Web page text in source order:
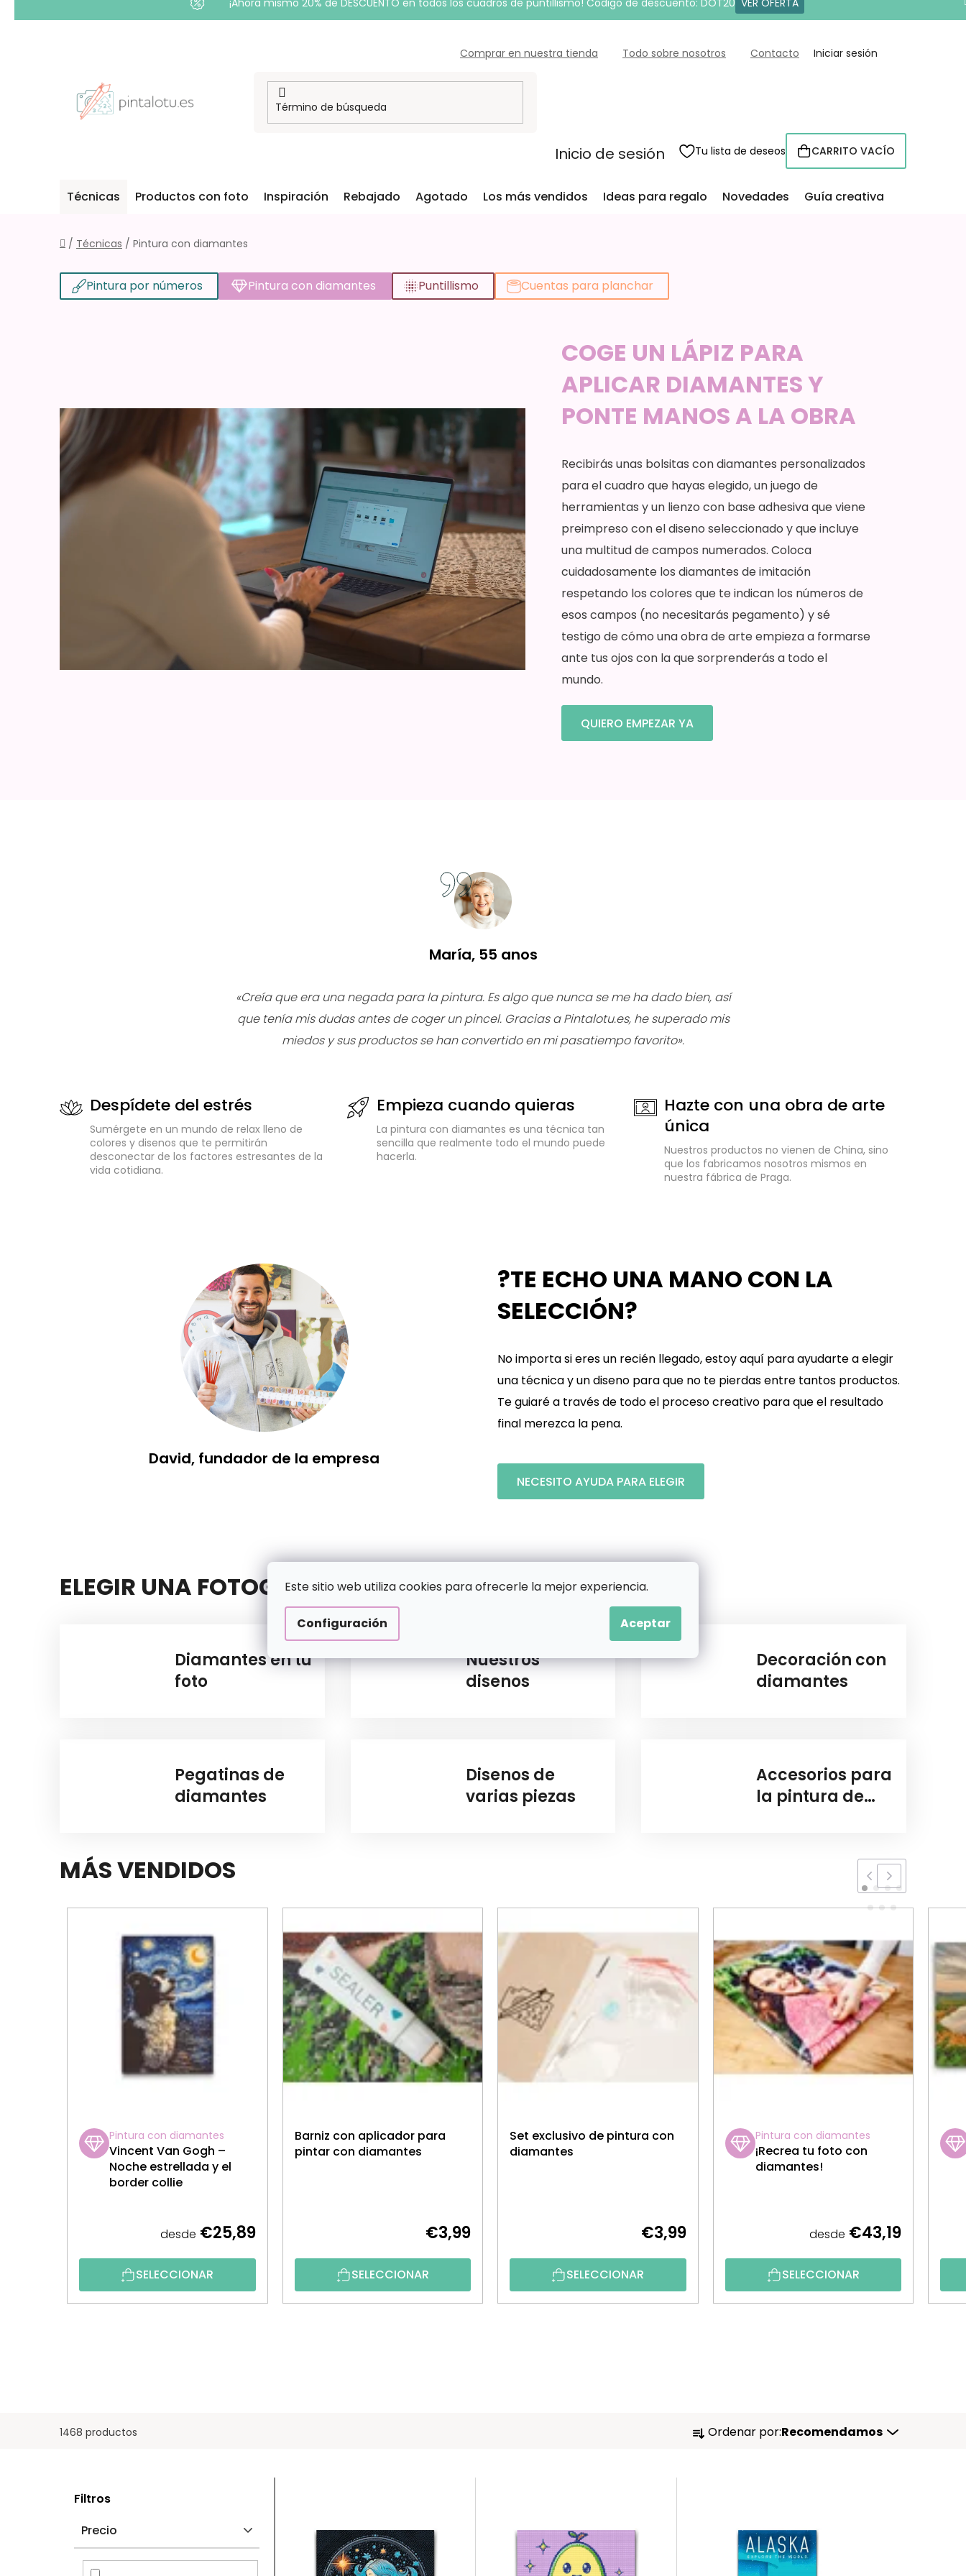
Este sitio web utiliza cookies para ofrecerle la mejor experiencia.
Configuración Aceptar
¡Ahora mismo 20% de DESCUENTO en todos los cuadros de puntillismo! Código de descuento: DOT20 VER OFERTA
Comprar en nuestra tienda Todo sobre nosotros Contacto Iniciar sesión
Inicio de sesión Tu lista de deseos CESTA
CARRITO VACÍO
Técnicas Productos con foto Inspiración Rebajado Agotado Los más vendidos Ideas para regalo Novedades Guía creativa
Inicio
/ Técnicas / Pintura con diamantes
Pintura por números Pintura con diamantes Puntillismo Cuentas para planchar
COGE UN LÁPIZ PARA
APLICAR DIAMANTES Y
PONTE MANOS A LA OBRA
Recibirás unas bolsitas con diamantes personalizados
para el cuadro que hayas elegido, un juego de
herramientas y un lienzo con base adhesiva que viene
preimpreso con el diseno seleccionado y que incluye
una multitud de campos numerados. Coloca
cuidadosamente los diamantes de imitación
respetando los colores que te indican los números de
esos campos (no necesitarás pegamento) y sé
testigo de cómo una obra de arte empieza a formarse
ante tus ojos con la que sorprenderás a todo el
mundo.
QUIERO EMPEZAR YA
María, 55 anos
«Creía que era una negada para la pintura. Es algo que nunca se me ha dado bien, así
que tenía mis dudas antes de coger un pincel. Gracias a Pintalotu.es, he superado mis
miedos y sus productos se han convertido en mi pasatiempo favorito».
Despídete del estrés
Sumérgete en un mundo de relax lleno de
colores y disenos que te permitirán
desconectar de los factores estresantes de la
vida cotidiana.
Empieza cuando quieras
La pintura con diamantes es una técnica tan
sencilla que realmente todo el mundo puede
hacerla.
Hazte con una obra de arte
única
Nuestros productos no vienen de China, sino
que los fabricamos nosotros mismos en
nuestra fábrica de Praga.
David, fundador de la empresa
?TE ECHO UNA MANO CON LA
SELECCIÓN?
No importa si eres un recién llegado, estoy aquí para ayudarte a elegir
una técnica y un diseno para que no te pierdas entre tantos productos.
Te guiaré a través de todo el proceso creativo para que el resultado
final merezca la pena.
NECESITO AYUDA PARA ELEGIR
ELEGIR UNA FOTOGRAFÍA
Diamantes en tu
foto
Nuestros
disenos
Decoración con
diamantes
Pegatinas de
diamantes
Disenos de
varias piezas
Accesorios para
la pintura de
MÁS VENDIDOS
Pintura con diamantes
Vincent Van Gogh –
Noche estrellada y el
border collie
desde €25,89
SELECCIONAR
Barniz con aplicador para
pintar con diamantes
€3,99
SELECCIONAR
Set exclusivo de pintura con
diamantes
€3,99
SELECCIONAR
Pintura con diamantes
¡Recrea tu foto con
diamantes!
desde €43,19
SELECCIONAR
1468 productos
OOrdenar por:Recomendamos
Filtros
Precio